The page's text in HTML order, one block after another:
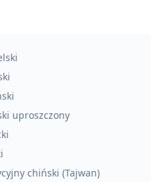
uproszczony
chiński (Tajwan)